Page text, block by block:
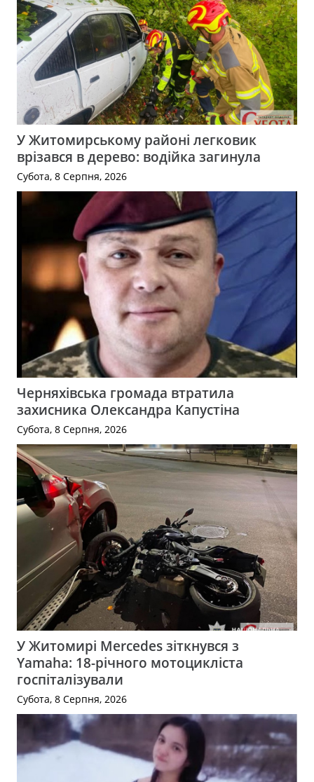
У Житомирському районі легковик
врізався в дерево: водійка загинула
Субота, 8 Серпня, 2026
Черняхівська громада втратила
захисника Олександра Капустіна
Субота, 8 Серпня, 2026
У Житомирі Mercedes зіткнувся з
Yamaha: 18-річного мотоцикліста
госпіталізували
Субота, 8 Серпня, 2026